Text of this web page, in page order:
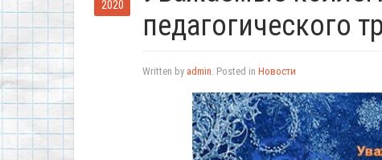
2020
педагогического
Written by admin. Posted in Новости